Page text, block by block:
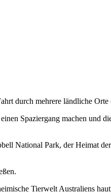
durch mehrere ländliche
Spaziergang machen und
National Park, der Heimat
Tierwelt Australiens